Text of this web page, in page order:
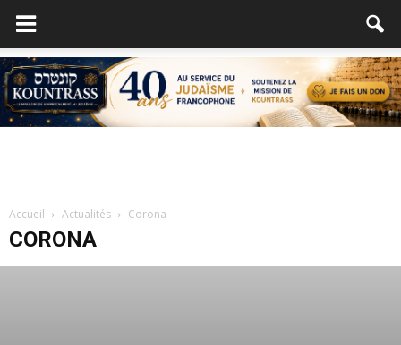
Accueil Actualités Corona
CORONA